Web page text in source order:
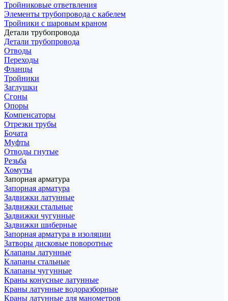
Тройниковые ответвления
Элементы трубопровода с кабелем
Тройники с шаровым краном
Детали трубопровода
Детали трубопровода
Отводы
Переходы
Фланцы
Тройники
Заглушки
Сгоны
Опоры
Компенсаторы
Отрезки трубы
Бочата
Муфты
Отводы гнутые
Резьба
Хомуты
Запорная арматура
Запорная арматура
Задвижки латунные
Задвижки стальные
Задвижки чугунные
Задвижки шиберные
Запорная арматура в изоляции
Затворы дисковые поворотные
Клапаны латунные
Клапаны стальные
Клапаны чугунные
Краны конусные латунные
Краны латунные водоразборные
Краны латунные для манометров